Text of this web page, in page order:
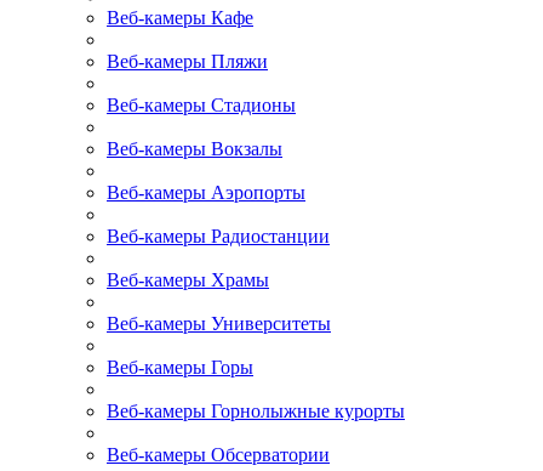
Веб-камеры Кафе
Веб-камеры Пляжи
Веб-камеры Стадионы
Веб-камеры Вокзалы
Веб-камеры Аэропорты
Веб-камеры Радиостанции
Веб-камеры Храмы
Веб-камеры Университеты
Веб-камеры Горы
Веб-камеры Горнолыжные курорты
Веб-камеры Обсерватории